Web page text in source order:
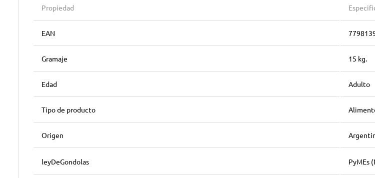
Propiedad
EAN
Gramaje 15 kg.
Edad Adulto
Tipo de producto
Origen
leyDeGondolas PyMEs